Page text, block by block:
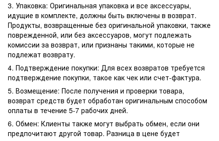
3. Упаковка: Оригинальная упаковка и все аксессуары,
идущие в комплекте, должны быть включены в возврат.
Продукты, возвращенные без оригинальной упаковки, также
поврежденной, или без аксессуаров, могут подлежать
комиссии за возврат, или признаны такими, которые не
подлежат возврату.
4. Подтверждение покупки: Для всех возвратов требуется
подтверждение покупки, такое как чек или счет-фактура.
5. Возмещение: После получения и проверки товара,
возврат средств будет обработан оригинальным способом
оплаты в течение 5-7 рабочих дней.
6. Обмен: Клиенты также могут выбрать обмен, если они
предпочитают другой товар. Разница в цене будет